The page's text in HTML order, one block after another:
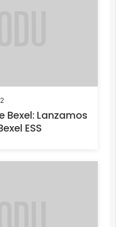
Bexel: Lanzamos
ESS